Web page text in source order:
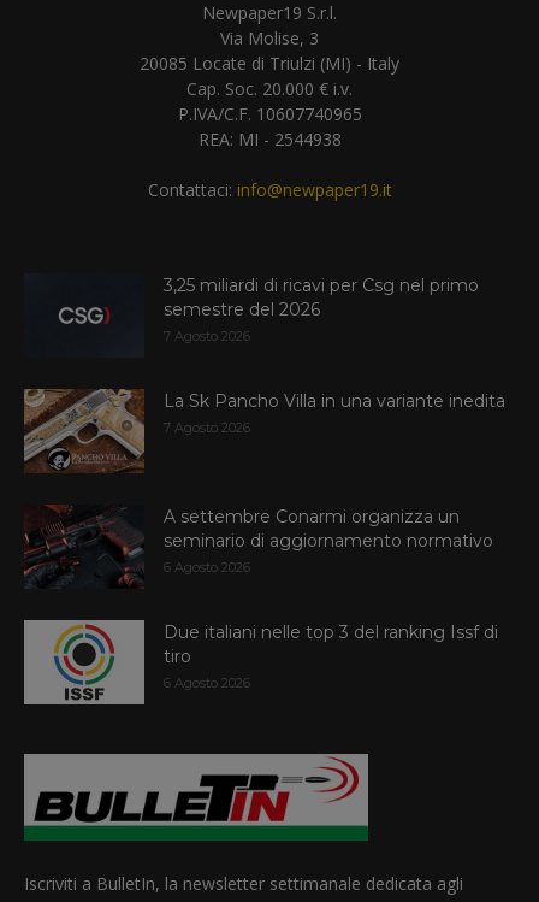
Newpaper19 S.r.l.
Via Molise, 3
20085 Locate di Triulzi (MI) - Italy
Cap. Soc. 20.000 € i.v.
P.IVA/C.F. 10607740965
REA: MI - 2544938
Contattaci: info@newpaper19.it
3,25 miliardi di ricavi per Csg nel primo
semestre del 2026
7 Agosto 2026
La Sk Pancho Villa in una variante inedita
7 Agosto 2026
A settembre Conarmi organizza un
seminario di aggiornamento normativo
6 Agosto 2026
Due italiani nelle top 3 del ranking Issf di
tiro
6 Agosto 2026
Iscriviti a BulletIn, la newsletter settimanale dedicata agli